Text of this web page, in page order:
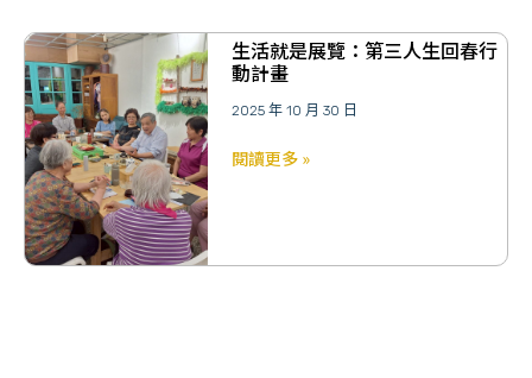
生活就是展覽：第三人生回春行
動計畫
2025 年 10 月 30 日
閱讀更多 »